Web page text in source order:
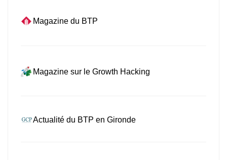
Magazine du BTP
Magazine sur le Growth Hacking
Actualité du BTP en Gironde